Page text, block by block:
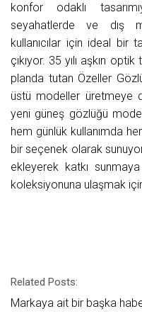
konfor odaklı
seyahatlerde ve dış
kullanıcılar için ideal bir
çıkıyor. 35 yılı aşkın
planda tutan Özeller
üstü modeller üretmeye
yeni güneş gözlüğü
hem günlük kullanımda
bir seçenek olarak
ekleyerek katkı
koleksiyonuna ulaşmak
Related Posts:
Markaya ait bir başka